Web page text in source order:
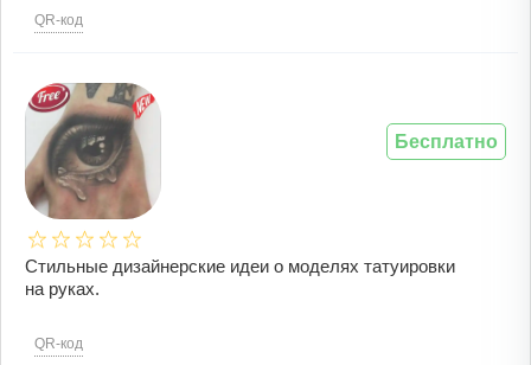
QR-код
Стильные дизайнерские идеи о моделях татуировки
на руках.
QR-код
Бесплатно